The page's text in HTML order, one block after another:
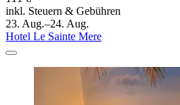
inkl. Steuern & Gebühren
23. Aug.–24. Aug.
Hotel Le Sainte Mere